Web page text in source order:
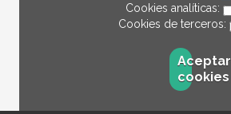
Cookies analíticas:
Cookies de terceros:
Aceptar
cookies